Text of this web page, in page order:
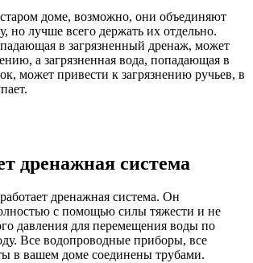
доме, возможно, они объединяют
но лучше всего держать их отдельно.
в загрязненный дренаж, может
а загрязненная вода, попадающая в
может привести к загрязнению ручьев, в
дренажная система
дренажная система. Он
с помощью силы тяжести и не
давления для перемещения воды по
Все водопроводные приборы, все
в вашем доме соединены трубами.